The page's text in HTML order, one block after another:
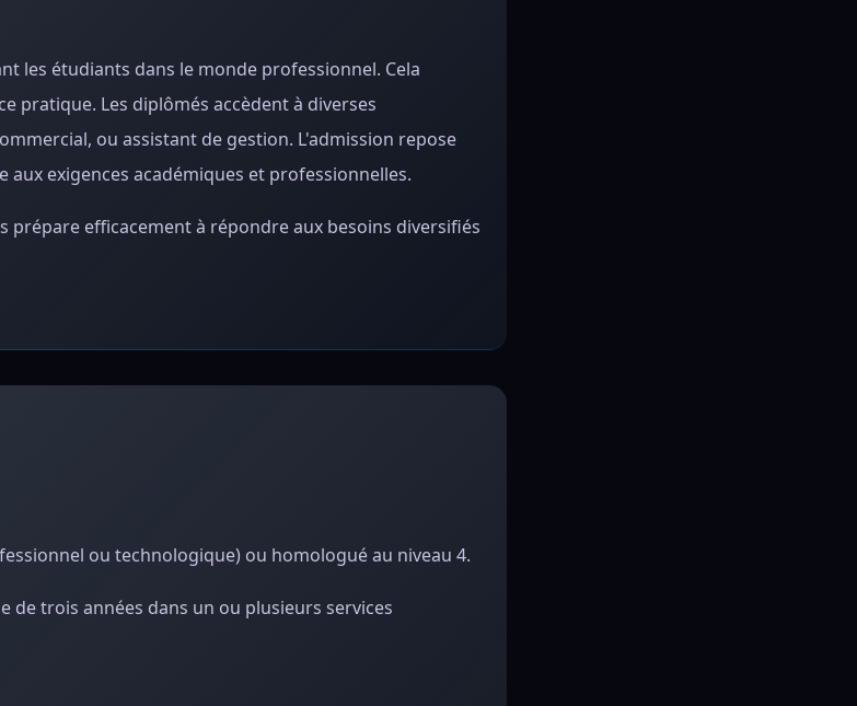
les étudiants dans le monde professionnel. Cela
pratique. Les diplômés accèdent à diverses
ou assistant de gestion. L'admission repose
exigences académiques et professionnelles.
efficacement à répondre aux besoins diversifiés
ou technologique) ou homologué au niveau 4.
de trois années dans un ou plusieurs services